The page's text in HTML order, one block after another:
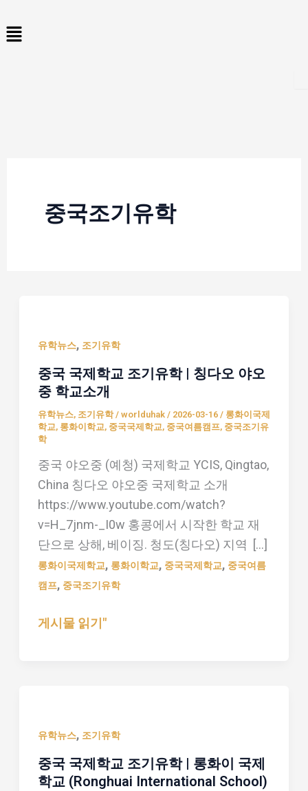
텐
Menu
중국조기유학
유학뉴스, 조기유학
중국 국제학교 조기유학 | 칭다오 야오
중 학교소개
유학뉴스, 조기유학/ worlduhak / 2026-03-16 / 롱화이국제
학교, 롱화이학교, 중국국제학교, 중국여름캠프, 중국조기유
학
중국 야오중 (예청) 국제학교 YCIS, Qingtao,
China 칭다오 야오중 국제학교 소개
https://www.youtube.com/watch?
v=H_7jnm-_I0w 홍콩에서 시작한 학교 재
단으로 상해, 베이징. 청도(칭다오) 지역 […]
롱화이국제학교, 롱화이학교, 중국국제학교, 중국여름
캠프, 중국조기유학
국
제
학
조
기
유
학
|
칭
다
오
야
중
게시물 읽기"
유학뉴스, 조기유학
중국 국제학교 조기유학 | 롱화이 국제
학교 (Ronghuai International School)
국
제
학